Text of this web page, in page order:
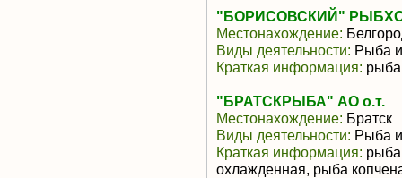
"БОРИСОВСКИЙ"
Местонахождение:
Виды деятельности: Рыба
Краткая информация:
"БРАТСКРЫБА" АО о.т.
Местонахождение: Братск
Виды деятельности: Рыба
Краткая информация:
охлажденная, рыба